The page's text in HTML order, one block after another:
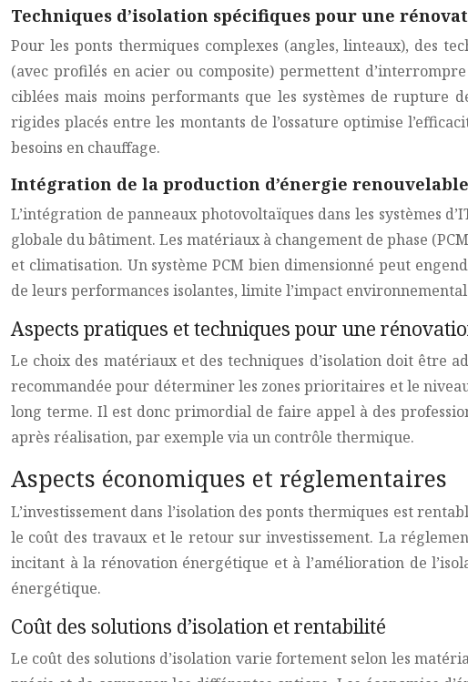
Techniques d’isolation spécifiques pour une
Pour les ponts thermiques complexes (angles, linteaux), des
(avec profilés en acier ou composite) permettent
ciblées mais moins performants que les systèmes de rupture
rigides placés entre les montants de l’ossature optimise
besoins en chauffage.
Intégration de la production d’énergie renouvelable
L’intégration de panneaux photovoltaïques dans les systèmes
globale du bâtiment. Les matériaux à changement de phase
et climatisation. Un système PCM bien dimensionné peut
de leurs performances isolantes, limite l’impact
Aspects pratiques et techniques pour une
Le choix des matériaux et des techniques d’isolation doit être
recommandée pour déterminer les zones prioritaires et le
long terme. Il est donc primordial de faire appel à des
après réalisation, par exemple via un contrôle thermique.
Aspects économiques et réglementaires
L’investissement dans l’isolation des ponts thermiques est
le coût des travaux et le retour sur investissement. La
incitant à la rénovation énergétique et à l’amélioration de
énergétique.
Coût des solutions d’isolation et rentabilité
Le coût des solutions d’isolation varie fortement selon les